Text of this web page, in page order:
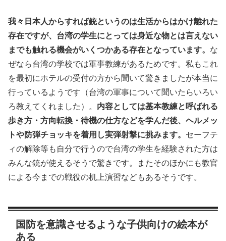
我々日本人からすれば銃というのは生活からはかけ離れた
存在ですが、台湾の学生にとっては身近な物とは言えない
までも触れる機会がいくつかある存在となっています。 な
ぜなら台湾の学校では軍事教練があるためです。私もこれ
を最初にホテルの受付の方から聞いて驚きましたが本当に
行っているようです（台湾の軍事について聞いたらいろい
ろ教えてくれました）。 内容としては基本教練と呼ばれる
歩き方・方向転換・待機の仕方などを学んだ後、ヘルメッ
トや防弾チョッキを着用し実弾射撃に挑みます。 セーフテ
ィの解除等も自分で行うので台湾の学生を経験された方は
みんな銃が使えるそうで驚きです。またそのほかにも教官
による今までの戦役の机上演習などもあるそうです。
国防を意識させるような子供向けの絵本が
ある